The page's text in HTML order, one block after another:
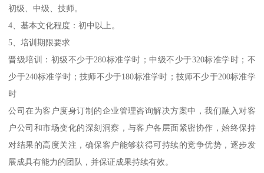
初级、中级、技师。
4、基本文化程度：初中以上。
5、培训期限要求
晋级培训：初级不少于280标准学时；中级不少于320标准学时；不
少于240标准学时；技师不少于180标准学时；技师不少于200标准学
时
公司在为客户度身订制的企业管理咨询解决方案中，我们融入对客
户公司和市场变化的深刻洞察，与客户各层面紧密协作，始终保持
对结果的高度关注，确保客户能够获得可持续的竞争优势，逐步发
展成具有能力的团队，并保证成果持续有效。